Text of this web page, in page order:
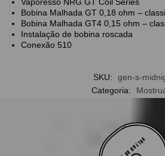
Vaporesso NRG GT Coil Series
Bobina Malhada GT 0,18 ohm –
Bobina Malhada GT4 0,15 ohm –
Instalação de bobina roscada
Conexão 510
SKU:
gen-s-
Categoria: